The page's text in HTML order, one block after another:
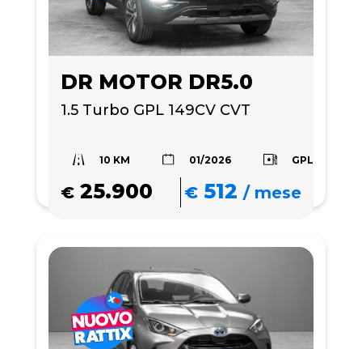
DR MOTOR DR5.0
1.5 Turbo GPL 149CV CVT
10 KM 01/2026 GPL
€ 25.900 € 512 /mese